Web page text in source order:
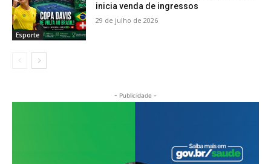
Esporte
inicia venda de ingressos
29 de julho de 2026
- Publicidade -